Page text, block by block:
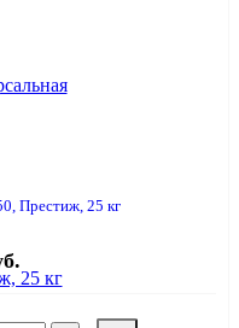
Престиж, 25 кг